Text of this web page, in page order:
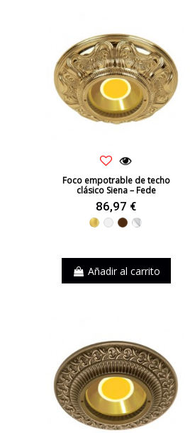
Foco empotrable de techo
clásico Siena – Fede
86,97 €
Dorado
Blanco
MarrónCromo
Añadir al carrito